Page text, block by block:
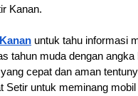
Kanan.
untuk tahu informasi
tahun muda dengan angka
cepat dan aman
Setir untuk meminang